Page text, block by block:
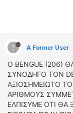
? A Former User
Ο BENGUE (206)
ΣΥΝΟΔΗΓΟ ΤΟΝ
ΑΞΙΟΣΗΜΕΙΩΤΟ
ΑΡΙΘΜΟΥΣ
ΕΛΠΙΣΥΜΕ ΟΤΙ ΘΑ